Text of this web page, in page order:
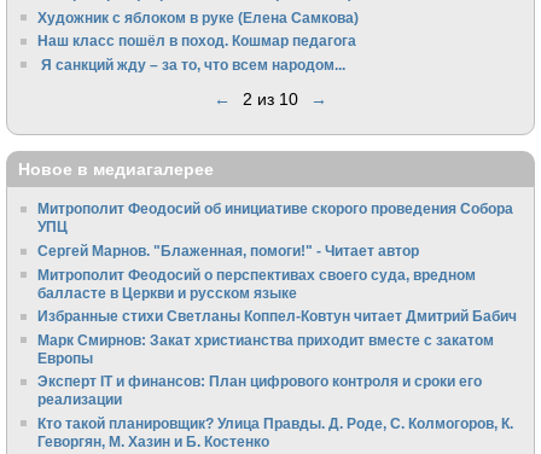
Художник с яблоком в руке (Елена Самкова)
Наш класс пошёл в поход. Кошмар педагога
Я санкций жду – за то, что всем народом...
← 2 из 10 →
Новое в медиагалерее
Митрополит Феодосий об инициативе скорого проведения Собора
УПЦ
Сергей Марнов. "Блаженная, помоги!" - Читает автор
Митрополит Феодосий о перспективах своего суда, вредном
балласте в Церкви и русском языке
Избранные стихи Светланы Коппел-Ковтун читает Дмитрий Бабич
Марк Смирнов: Закат христианства приходит вместе с закатом
Европы
Эксперт IT и финансов: План цифрового контроля и сроки его
реализации
Кто такой планировщик? Улица Правды. Д. Роде, С. Колмогоров, К.
Геворгян, М. Хазин и Б. Костенко